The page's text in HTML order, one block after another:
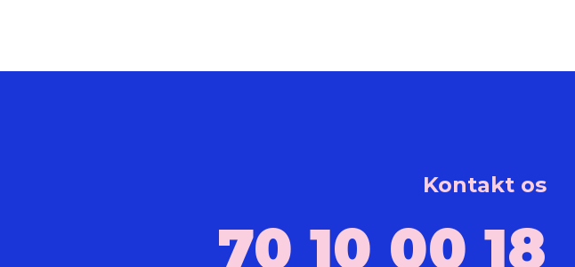
Kontakt os
70 10 00 18